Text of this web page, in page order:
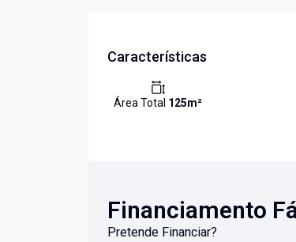
Características
Área Total 125m²
Financiamento
Pretende Financiar?